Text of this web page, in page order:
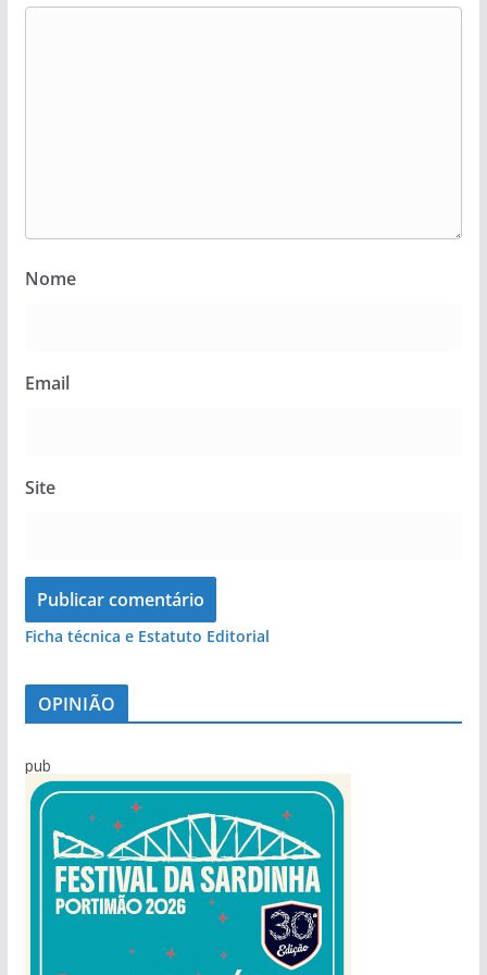
Nome
Email
Site
Ficha técnica e Estatuto Editorial
OPINIÃO
pub